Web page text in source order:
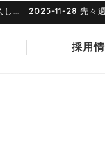
2025-11-28 先々週あ
採用